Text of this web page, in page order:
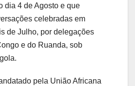
dia 4 de Agosto e que
celebradas em
de Julho, por delegações
e do Ruanda, sob
pela União Africana